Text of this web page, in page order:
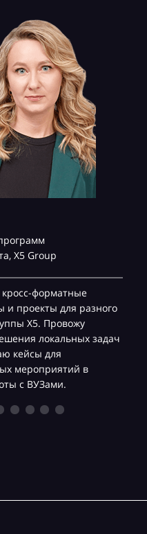
Х5 Group
форматные
и проекты для разного
Х5. Провожу
локальных задач
кейсы для
мероприятий в
с ВУЗами.